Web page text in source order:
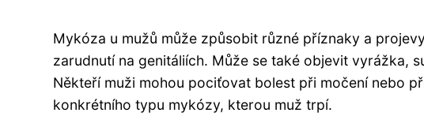
Mykóza u mužů může způsobit různé příznaky a
zarudnutí na genitáliích. Může se také objevit vyrážka,
Někteří muži mohou pociťovat bolest při močení nebo
konkrétního typu mykózy, kterou muž trpí.